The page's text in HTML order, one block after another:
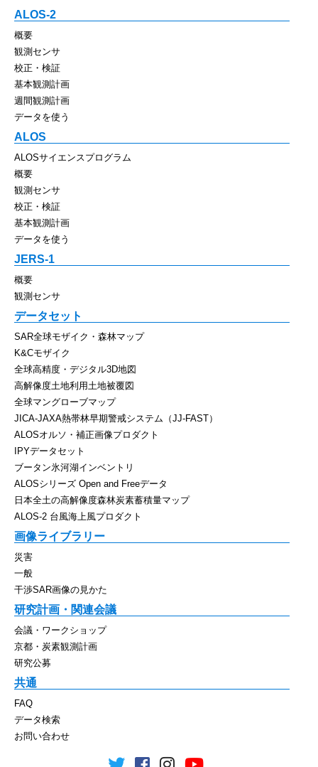
ALOS-2
概要
観測センサ
校正・検証
基本観測計画
週間観測計画
データを使う
ALOS
ALOSサイエンスプログラム
概要
観測センサ
校正・検証
基本観測計画
データを使う
JERS-1
概要
観測センサ
データセット
SAR全球モザイク・森林マップ
K&Cモザイク
全球高精度・デジタル3D地図
高解像度土地利用土地被覆図
全球マングローブマップ
JICA-JAXA熱帯林早期警戒システム（JJ-FAST）
ALOSオルソ・補正画像プロダクト
IPYデータセット
ブータン氷河湖インベントリ
ALOSシリーズ Open and Freeデータ
日本全土の高解像度森林炭素蓄積量マップ
ALOS-2 台風海上風プロダクト
画像ライブラリー
災害
一般
干渉SAR画像の見かた
研究計画・関連会議
会議・ワークショップ
京都・炭素観測計画
研究公募
共通
FAQ
データ検索
お問い合わせ